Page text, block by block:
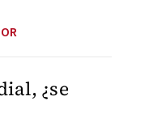
¿se